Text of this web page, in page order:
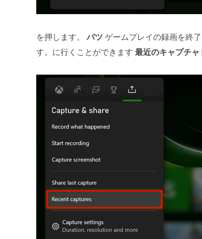
を押します。バツ ゲームプレイの録画を終
す。に行くことができます 最近のキャプチャ